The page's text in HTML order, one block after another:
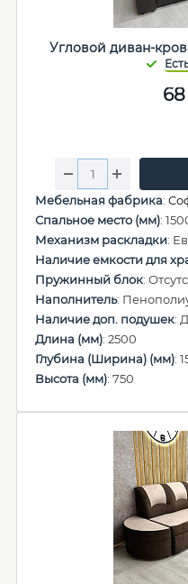
Угловой диван-
Мебельная фабрика:
Спальное место (мм):
Механизм раскладки:
Наличие емкости для
Пружинный блок:
Наполнитель:
Наличие доп. подушек:
Длина (мм): 2500
Глубина (Ширина) (мм):
Высота (мм): 750